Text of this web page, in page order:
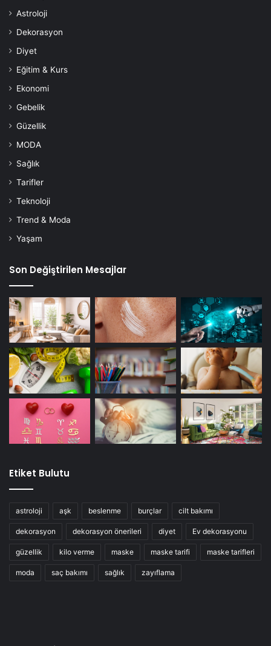
Astroloji
Dekorasyon
Diyet
Eğitim & Kurs
Ekonomi
Gebelik
Güzellik
MODA
Sağlık
Tarifler
Teknoloji
Trend & Moda
Yaşam
Son Değiştirilen Mesajlar
Etiket Bulutu
astroloji aşk beslenme burçlar cilt bakımı
dekorasyon dekorasyon önerileri diyet Ev dekorasyonu
güzellik kilo verme maske maske tarifi maske tarifleri
moda saç bakımı sağlık zayıflama